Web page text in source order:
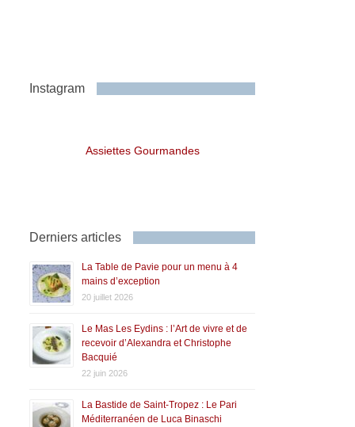
Instagram
Assiettes Gourmandes
Derniers articles
La Table de Pavie pour un menu à 4
mains d’exception
20 juillet 2026
Le Mas Les Eydins : l’Art de vivre et de
recevoir d’Alexandra et Christophe
Bacquié
22 juin 2026
La Bastide de Saint-Tropez : Le Pari
Méditerranéen de Luca Binaschi